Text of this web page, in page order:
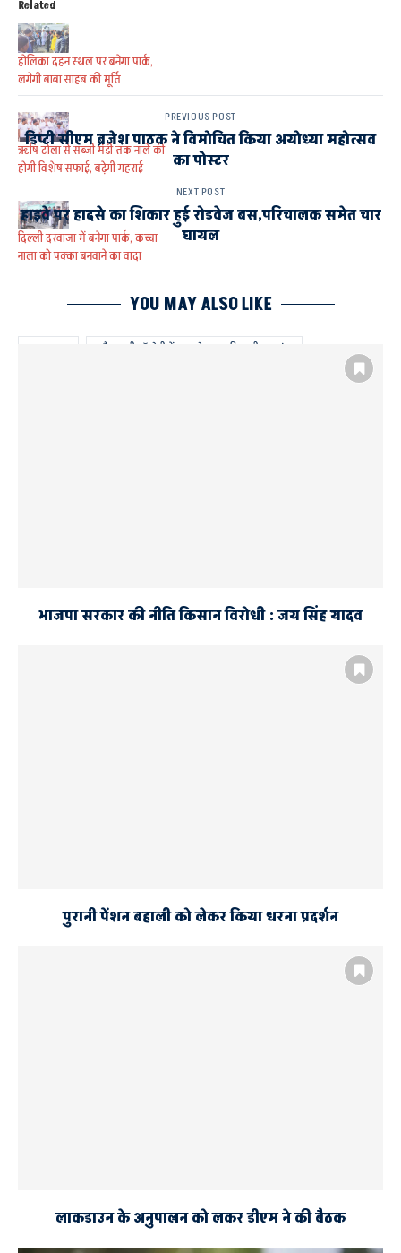
Related
होलिका दहन स्थल पर बनेगा पार्क,
लगेगी बाबा साहब की मूर्ति
ऋषि टोला से सब्जी मंडी तक नाले की
होगी विशेष सफाई, बढ़ेगी गहराई
दिल्ली दरवाजा में बनेगा पार्क, कच्चा
नाला को पक्का बनवाने का वादा
कौशलपुरी कॉलोनी में जल्द होगा जल निकासी का प्रबंध
महापौर एवं नगर आयुक्त ने की स्वछता टीम की सराहना
PREVIOUS POST
डिप्टी सीएम ब्रजेश पाठक ने विमोचित किया अयोध्या महोत्सव
का पोस्टर
NEXT POST
हाइवे पर हादसे का शिकार हुई रोडवेज बस,परिचालक समेत चार
घायल
YOU MAY ALSO LIKE
भाजपा सरकार की नीति किसान विरोधी : जय सिंह यादव
पुरानी पेंशन बहाली को लेकर किया धरना प्रदर्शन
लाकडाउन के अनुपालन को लकर डीएम ने की बैठक